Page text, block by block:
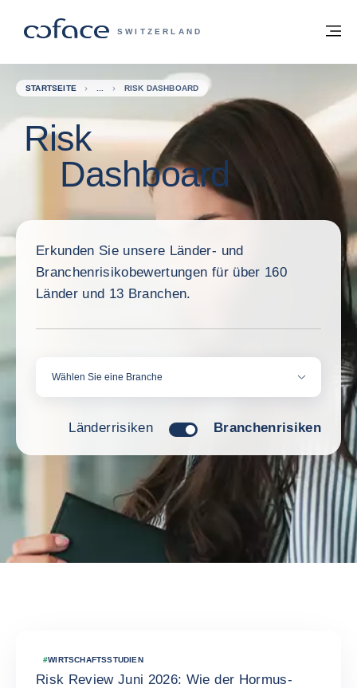
COFACE FOR TRADE - WEBSEITE DER
SWITZERLAND
Zurück zur Startseite
STARTSEITE RISK DASHBOARD
Risk
Dashboard
Erkunden Sie unsere Länder- und
Branchenrisikobewertungen für über 160
Länder und 13 Branchen.
Länderrisiken Branchenrisiken
Wählen Sie eine Branche
#WIRTSCHAFTSSTUDIEN
Risk Review Juni 2026: Wie der Hormus-